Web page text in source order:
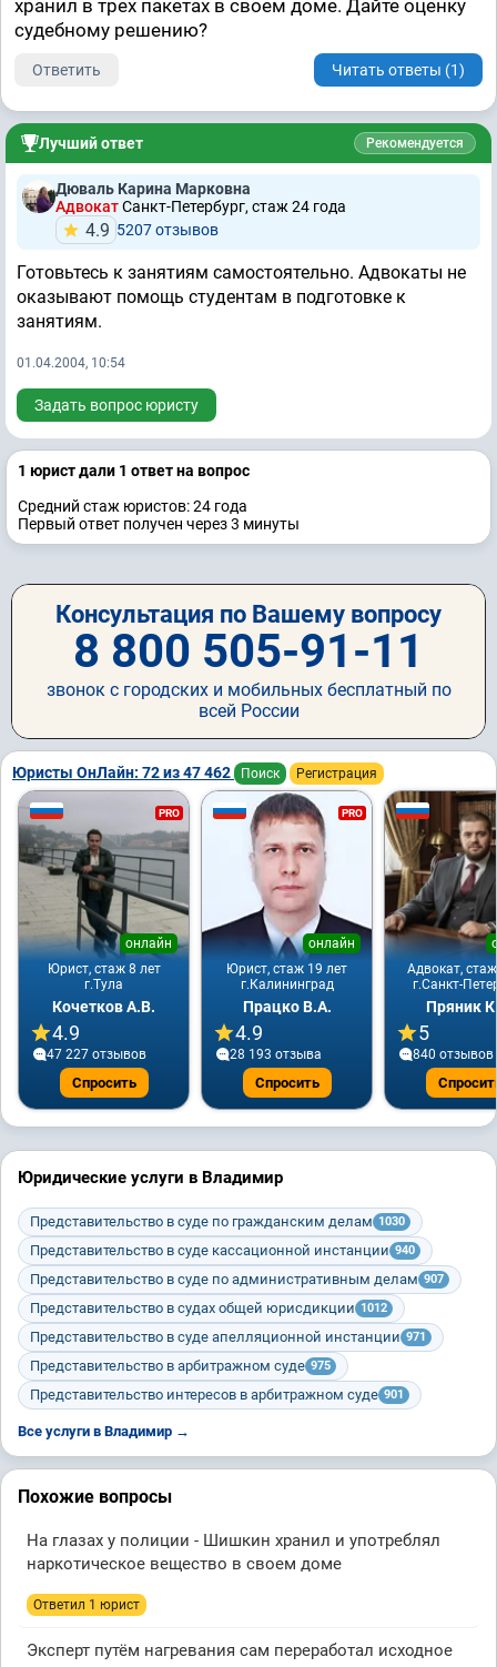
хранил в трех пакетах в своем доме. Дайте оценку
судебному решению?
Ответить Читать ответы (1)
Лучший ответ Рекомендуется
Дюваль Карина Марковна
АдвокатСанкт-Петербург, стаж 24 годa
4.9 5207 отзывов
Готовьтесь к занятиям самостоятельно. Адвокаты не
оказывают помощь студентам в подготовке к
занятиям.
01.04.2004, 10:54
Задать вопрос юристу
1 юрист дали 1 ответ на вопрос
Средний стаж юристов: 24 годa
Первый ответ получен через 3 минуты
Консультация по Вашему вопросу
8 800 505-91-11
звонок с городских и мобильных бесплатный по
всей России
Юристы ОнЛайн: 72 из 47 462 Поиск Регистрация
PRO
Юрист, стаж 8 лет
онлайн
г.Тула
Кочетков А.В.
4.9
47 227 отзывов
Спросить
PRO
Юрист, стаж 19 лет
онлайн
г.Калининград
Працко В.А.
4.9
28 193 отзывa
Спросить
Адвокат,
г.Санкт-
Пряник
5
840 отзывов
Юридические услуги в Владимир
Представительство в суде по гражданским делам 1030
Представительство в суде кассационной инстанции 940
Представительство в суде по административным делам 907
Представительство в судах общей юрисдикции 1012
Представительство в суде апелляционной инстанции 971
Представительство в арбитражном суде 975
Представительство интересов в арбитражном суде 901
Все услуги в Владимир →
Похожие вопросы
На глазах у полиции - Шишкин хранил и употреблял
наркотическое вещество в своем доме
Ответил 1 юрист
Эксперт путём нагревания сам переработал исходное